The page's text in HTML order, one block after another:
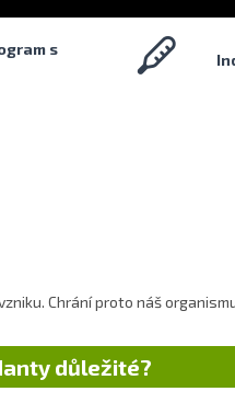
s
Chrání proto náš
důležité?